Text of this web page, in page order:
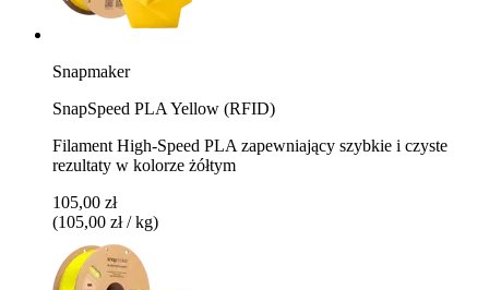
Snapmaker
SnapSpeed PLA Yellow (RFID)
Filament High-Speed PLA zapewniający szybkie i czyste
rezultaty w kolorze żółtym
105,00 zł
(105,00 zł / kg)